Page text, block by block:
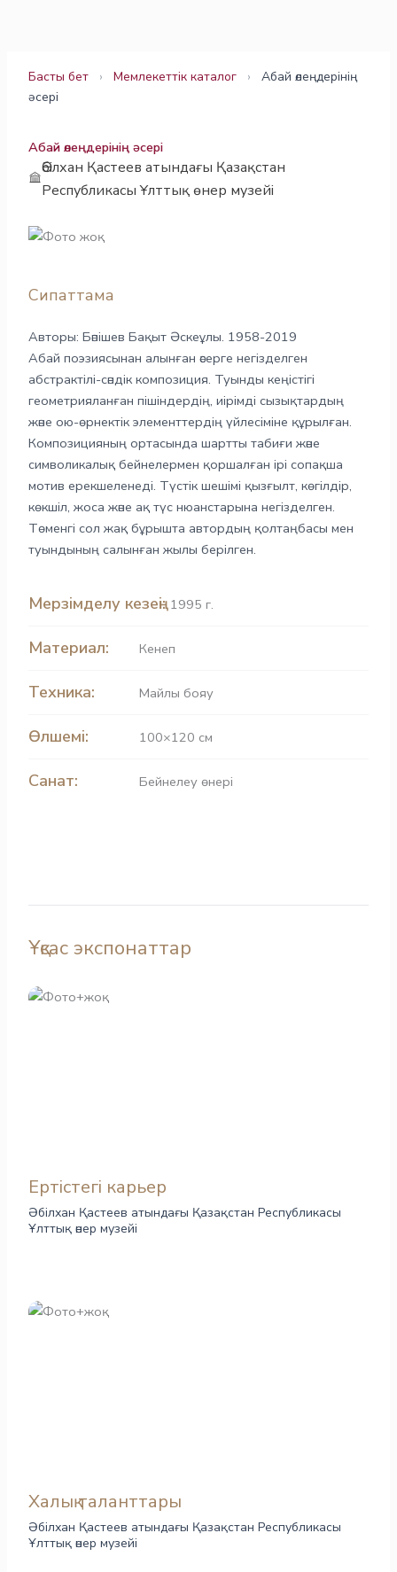
Басты бет › Мемлекеттік каталог ›
Абай өлеңдерінің
әсері
Абай өлеңдерінің әсері
Әбілхан Қастеев атындағы Қазақстан
Республикасы Ұлттық өнер музейі
Сипаттама
Авторы: Бәпішев Бақыт Әскеұлы. 1958-2019
Абай поэзиясынан алынған әсерге негізделген
абстрактілі-сәндік композиция. Туынды кеңістігі
геометрияланған пішіндердің, иірімді сызықтардың
және ою-өрнектік элементтердің үйлесіміне құрылған.
Композицияның ортасында шартты табиғи және
символикалық бейнелермен қоршалған ірі сопақша
мотив ерекшеленеді. Түстік шешімі қызғылт, көгілдір,
көкшіл, жоса және ақ түс нюанстарына негізделген.
Төменгі сол жақ бұрышта автордың қолтаңбасы мен
туындының салынған жылы берілген.
Мерзімделу кезеңі: 1995 г.
Материал: Кенеп
Техника: Майлы бояу
Өлшемі: 100×120 см
Санат: Бейнелеу өнері
Ұқсас экспонаттар
Ертістегі карьер
Әбілхан Қастеев атындағы Қазақстан Республикасы
Ұлттық өнер музейі
Халық таланттары
Әбілхан Қастеев атындағы Қазақстан Республикасы
Ұлттық өнер музейі